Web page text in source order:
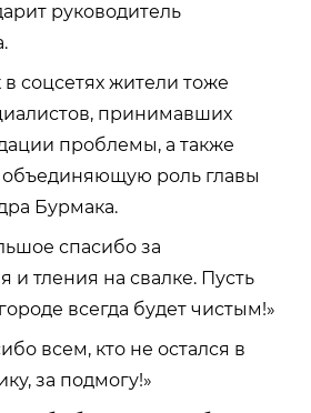
руководитель
соцсетях жители тоже
принимавших
проблемы, а также
роль главы
Бурмака.
спасибо за
и тления на свалке. Пусть
всегда будет чистым!»
всем, кто не остался в
за подмогу!»